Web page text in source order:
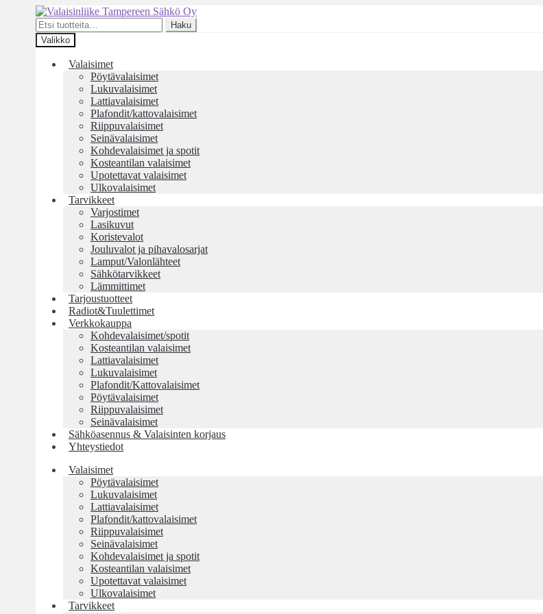
Siirry
navigointiin
Siirry
sisältöön
Etsi:
Haku
Valikko
Valaisimet
Pöytävalaisimet
Lukuvalaisimet
Lattiavalaisimet
Plafondit/kattovalaisimet
Riippuvalaisimet
Seinävalaisimet
Kohdevalaisimet ja spotit
Kosteantilan valaisimet
Upotettavat valaisimet
Ulkovalaisimet
Tarvikkeet
Varjostimet
Lasikuvut
Koristevalot
Jouluvalot ja pihavalosarjat
Lamput/Valonlähteet
Sähkötarvikkeet
Lämmittimet
Tarjoustuotteet
Radiot&Tuulettimet
Verkkokauppa
Kohdevalaisimet/spotit
Kosteantilan valaisimet
Lattiavalaisimet
Lukuvalaisimet
Plafondit/Kattovalaisimet
Pöytävalaisimet
Riippuvalaisimet
Seinävalaisimet
Sähköasennus & Valaisinten korjaus
Yhteystiedot
Valaisimet
Pöytävalaisimet
Lukuvalaisimet
Lattiavalaisimet
Plafondit/kattovalaisimet
Riippuvalaisimet
Seinävalaisimet
Kohdevalaisimet ja spotit
Kosteantilan valaisimet
Upotettavat valaisimet
Ulkovalaisimet
Tarvikkeet